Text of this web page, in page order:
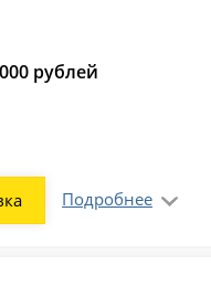
рублей
Подробнее